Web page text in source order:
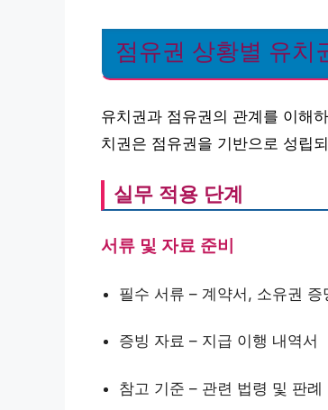
점유권 상황별 유치
유치권과 점유권의 관계를 이해
치권은 점유권을 기반으로 성립
실무 적용 단계
서류 및 자료 준비
필수 서류 – 계약서, 소유권 증
증빙 자료 – 지급 이행 내역서
참고 기준 – 관련 법령 및 판례